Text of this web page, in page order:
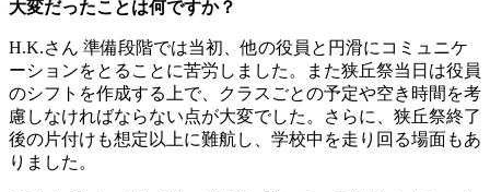
大変だったことは何ですか？
H.K.さん 準備段階では当初、他の役員と円滑にコミュニケ
ーションをとることに苦労しました。また狭丘祭当日は役員
のシフトを作成する上で、クラスごとの予定や空き時間を考
慮しなければならない点が大変でした。さらに、狭丘祭終了
後の片付けも想定以上に難航し、学校中を走り回る場面もあ
りました。